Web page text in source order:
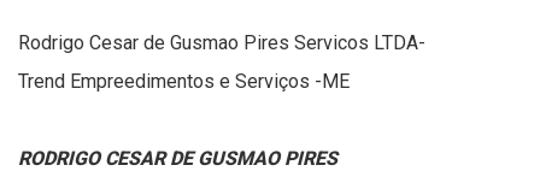
Rodrigo Cesar de Gusmao Pires Servicos LTDA-
Trend Empreedimentos e Serviços -ME
RODRIGO CESAR DE GUSMAO PIRES